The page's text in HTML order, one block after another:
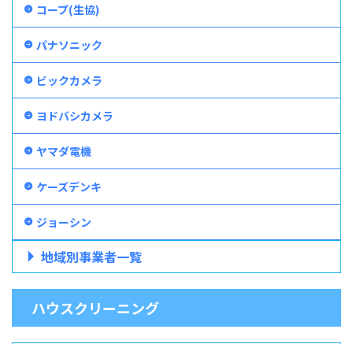
コープ(生協)
パナソニック
ビックカメラ
ヨドバシカメラ
ヤマダ電機
ケーズデンキ
ジョーシン
地域別事業者一覧
ハウスクリーニング